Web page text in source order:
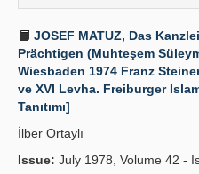
JOSEF MATUZ, Das
Prächtigen (Muhteşem
Wiesbaden 1974 Franz
ve XVI Levha. Freiburger
Tanıtımı]
İlber Ortaylı
Issue: July 1978, Volume 42 -